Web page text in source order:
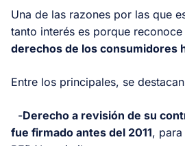
Una de las razones por las que
tanto interés es porque reconoce
derechos de los consumidores
Entre los principales, se
-Derecho a revisión de su
fue firmado antes del 2011,